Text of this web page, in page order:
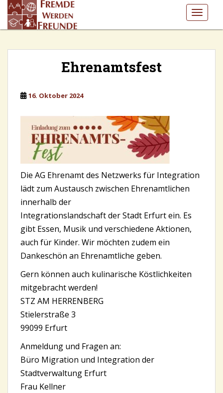
i
Ehrenamtsfest
16. Oktober 2024
Die AG Ehrenamt des Netzwerks für Integration
lädt zum Austausch zwischen Ehrenamtlichen
innerhalb der
Integrationslandschaft der Stadt Erfurt ein. Es
gibt Essen, Musik und verschiedene Aktionen,
auch für Kinder. Wir möchten zudem ein
Dankeschön an Ehrenamtliche geben.
Gern können auch kulinarische Köstlichkeiten
mitgebracht werden!
STZ AM HERRENBERG
Stielerstraße 3
99099 Erfurt
Anmeldung und Fragen an:
Büro Migration und Integration der
Stadtverwaltung Erfurt
Frau Kellner